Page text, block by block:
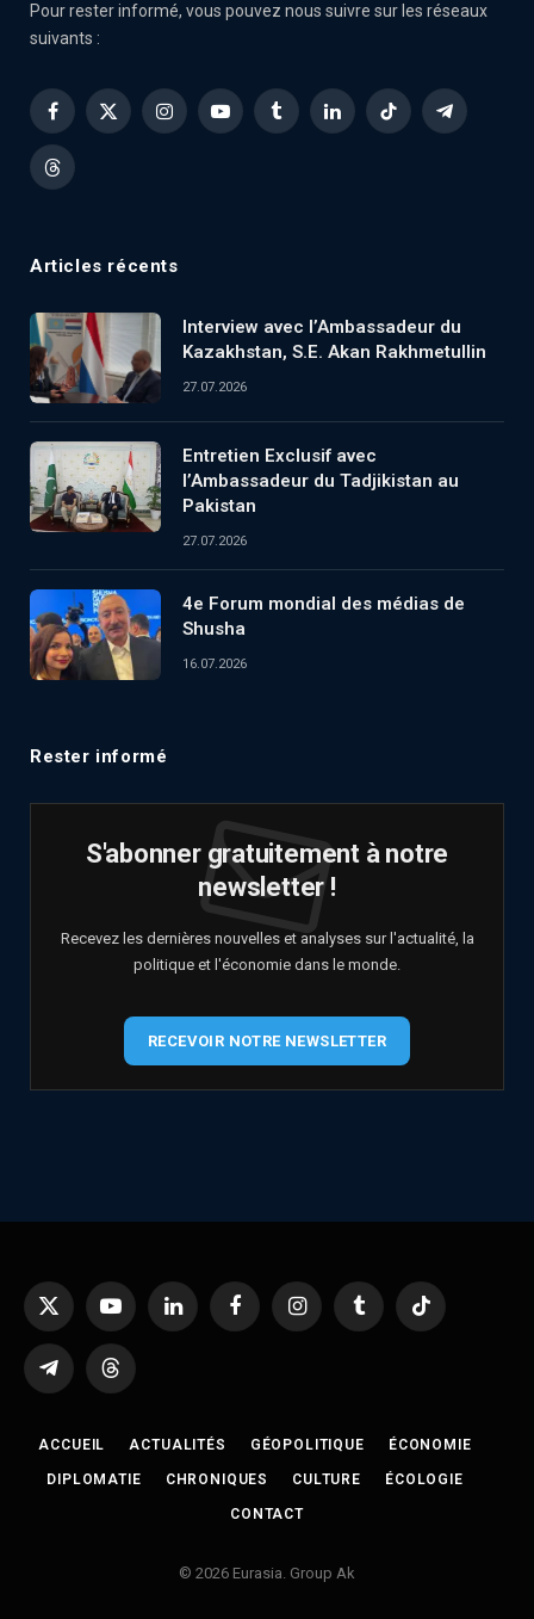
Pour rester informé, vous pouvez nous suivre sur les réseaux
suivants :
Facebook
X
InstagramYouTubeTumblrLinkedInTikTok Telegram
Threads
Articles récents
Interview avec l’Ambassadeur du
Kazakhstan, S.E. Akan Rakhmetullin
27.07.2026
Entretien Exclusif avec
l’Ambassadeur du Tadjikistan au
Pakistan
27.07.2026
4e Forum mondial des médias de
Shusha
16.07.2026
Rester informé
S'abonner gratuitement à notre
newsletter !
Recevez les dernières nouvelles et analyses sur l'actualité, la
politique et l'économie dans le monde.
RECEVOIR NOTRE NEWSLETTER
X
YouTubeLinkedIn FacebookInstagramTumblr TikTok
TelegramThreads
ACCUEIL ACTUALITÉS GÉOPOLITIQUE ÉCONOMIE
DIPLOMATIE CHRONIQUES CULTURE ÉCOLOGIE
CONTACT
© 2026 Eurasia. Group Ak